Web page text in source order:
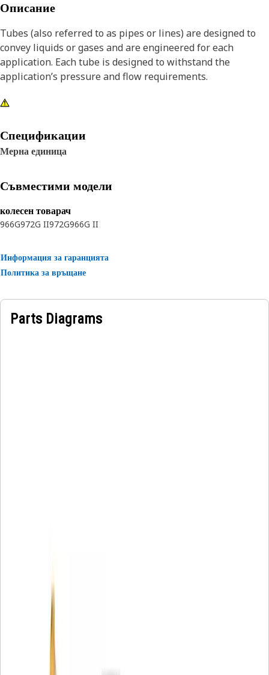
Описание
Tubes (also referred to as pipes or lines) are designed to
convey liquids or gases and are engineered for each
application. Each tube is designed to withstand the
application’s pressure and flow requirements.
Спецификации
Мерна единица
Съвместими модели
колесен товарач
966G972G II972G966G II
Информация за гаранцията
Политика за връщане
Parts Diagrams